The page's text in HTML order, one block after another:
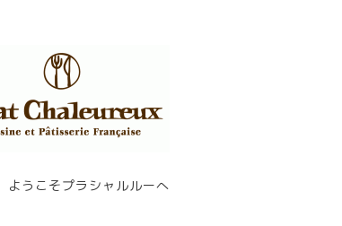
ようこそプラシャルルーへ